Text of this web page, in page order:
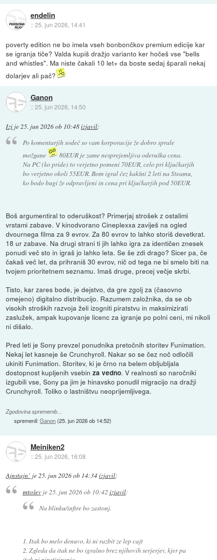
endelin
::25. jun 2026, 14:41
poverty edition ne bo imela vseh bonbončkov premium edicije kar
se igranja tiče? Valda kupiš dražjo varianto ker hočeš vse "bells
and whistles". Ma niste čakali 10 let+ da boste sedaj šparali nekaj
dolarjev ali pač?
Ganon
::25. jun 2026, 14:50
Izi je25. jun 2026 ob 10:48izjavil:
Po komentarjih sodeč so vam korporacije že dobro sprale
možgane
80EUR je zame nesprejemljiva oderuška cena.
Na PC (ko pride) to verjetno pomeni 70EUR, celo pri ključkarjih
bo verjetno okoli 55EUR. Bom igral čez kakšni 2 leti na Steamu,
ko bodo bugi že odpravljeni in cena pri ključkarjih pod 50EUR.
Boš argumentiral to oderuškost? Primerjaj strošek z ostalimi
vrstami zabave. V kinodvorano Cineplexxa zaviješ na ogled
dvournega filma za 9 evrov. Za 80 evrov to lahko storiš devetkrat.
18 ur zabave. Na drugi strani ti jih lahko igra za identičen znesek
ponudi več sto in igraš jo lahko leta. Se še zdi drago? Sicer pa, če
čakaš več let, da prihraniš 30 evrov, nič od tega ne bi smelo biti na
tvojem prioritetnem seznamu. Imaš druge, precej večje skrbi.
Tisto, kar zares bode, je dejstvo, da gre zgolj za (časovno
omejeno) digitalno distribucijo. Razumem založnika, da se ob
visokih stroških razvoja želi izogniti piratstvu in maksimizirati
zaslužek, ampak kupovanje licenc za igranje po polni ceni, mi nikoli
ni dišalo.
Pred leti je Sony prevzel ponudnika pretočnih storitev Funimation.
Nekaj let kasneje še Crunchyroll. Nakar so se čez noč odločili
ukiniti Funimation. Storitev, ki je črno na belem obljubljala
dostopnost kupljenih vsebinza vedno. V realnosti so naročniki
izgubili vse, Sony pa jim je hinavsko ponudil migracijo na dražji
Crunchyroll. Toliko o lastništvu neoprijemljivega.
Zgodovina sprememb…
spremenil:Ganon(25. jun 2026 ob 14:52)
Meiniken2
::25. jun 2026, 16:08
Ajnstajn` je25. jun 2026 ob 14:34izjavil:
mtoševje25. jun 2026 ob 10:42 izjavil:
Na blinku/infire bo zastonj.
1. Itak bo melo denuvo, ki ni razbit ze lep cajt
2. Zgleda da itak ne bo igralno brez njihovih serjerjev, kjer pa